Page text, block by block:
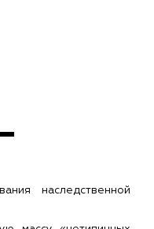
наследственной